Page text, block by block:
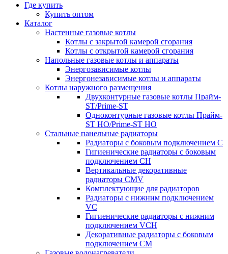
Где купить
Купить оптом
Каталог
Настенные газовые котлы
Котлы с закрытой камерой сгорания
Котлы с открытой камерой сгорания
Напольные газовые котлы и аппараты
Энергозависимые котлы
Энергонезависимые котлы и аппараты
Котлы наружного размещения
Двухконтурные газовые котлы Прайм-
ST/Prime-ST
Одноконтурные газовые котлы Прайм-
ST HO/Prime-ST HO
Стальные панельные радиаторы
Радиаторы c боковым подключением C
Гигиенические радиаторы c боковым
подключением CH
Вертикальные декоративные
радиаторы CMV
Комплектующие для радиаторов
Радиаторы c нижним подключением
VC
Гигиенические радиаторы c нижним
подключением VCH
Декоративные радиаторы с боковым
подключением CM